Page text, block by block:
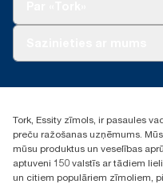
+371 29141799
Atrast izplatītāju
Ulbrokas street 19A
Riga, Latvija
LV-1028
Tork, Essity zīmols, ir pasaules
preču ražošanas uzņēmums.
mūsu produktus un veselības
aptuveni 150 valstīs ar tādiem
un citiem populāriem zīmoliem,